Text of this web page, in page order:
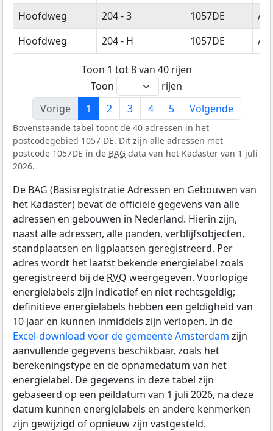
Hoofdweg
204 - 3 1057DE
Hoofdweg
204 - H 1057DE
Toon 1 tot 8 van 40 rijen
Toon
rijen
Vorige
1 2 3 4 5 Volgende
Bovenstaande tabel toont de 40 adressen in het
postcodegebied 1057 DE. Dit zijn alle adressen met
postcode 1057DE in de BAG data van het Kadaster van 1 juli
2026.
De BAG (Basisregistratie Adressen en Gebouwen van
het Kadaster) bevat de officiële gegevens van alle
adressen en gebouwen in Nederland. Hierin zijn,
naast alle adressen, alle panden, verblijfsobjecten,
standplaatsen en ligplaatsen geregistreerd. Per
adres wordt het laatst bekende energielabel zoals
geregistreerd bij de RVO weergegeven. Voorlopige
energielabels zijn indicatief en niet rechtsgeldig;
definitieve energielabels hebben een geldigheid van
10 jaar en kunnen inmiddels zijn verlopen. In de
Excel-download voor de gemeente Amsterdam zijn
aanvullende gegevens beschikbaar, zoals het
berekeningstype en de opnamedatum van het
energielabel. De gegevens in deze tabel zijn
gebaseerd op een peildatum van 1 juli 2026, na deze
datum kunnen energielabels en andere kenmerken
zijn gewijzigd of opnieuw zijn vastgesteld.